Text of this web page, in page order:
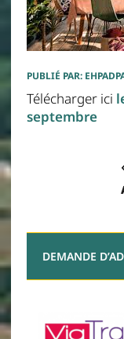
PUBLIÉ PAR:
Télécharger ici
septembre
DEMANDE